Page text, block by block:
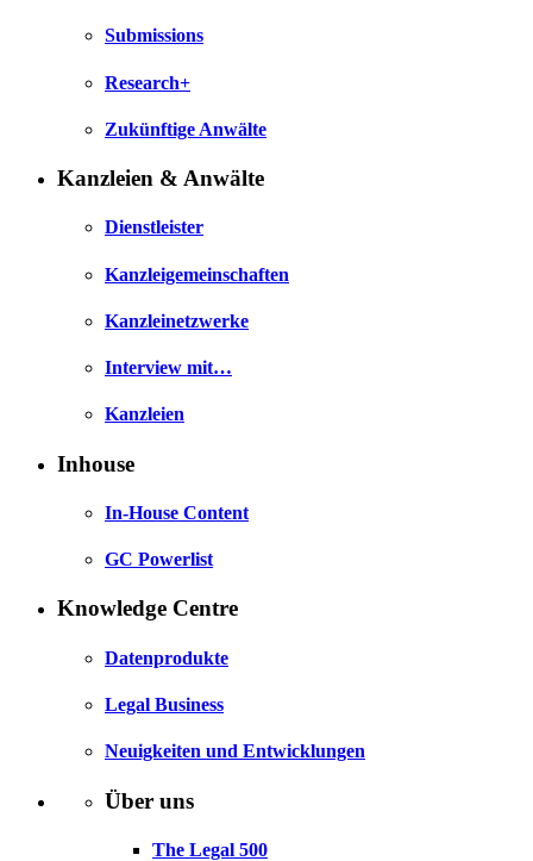
Submissions
Research+
Zukünftige Anwälte
Kanzleien & Anwälte
Dienstleister
Kanzleigemeinschaften
Kanzleinetzwerke
Interview mit…
Kanzleien
Inhouse
In-House Content
GC Powerlist
Knowledge Centre
Datenprodukte
Legal Business
Neuigkeiten und Entwicklungen
Über uns
The Legal 500